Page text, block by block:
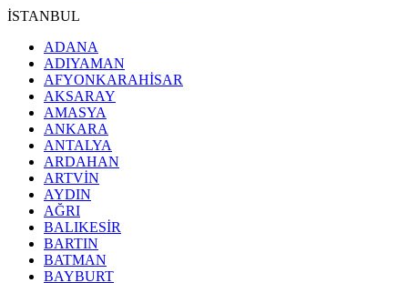
İSTANBUL
ADANA
ADIYAMAN
AFYONKARAHİSAR
AKSARAY
AMASYA
ANKARA
ANTALYA
ARDAHAN
ARTVİN
AYDIN
AĞRI
BALIKESİR
BARTIN
BATMAN
BAYBURT